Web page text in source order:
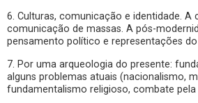
6. Culturas, comunicação e identidade. A
comunicação de massas. A pós-
pensamento político e representações
7. Por uma arqueologia do presente:
alguns problemas atuais (nacionalismo,
fundamentalismo religioso, combate